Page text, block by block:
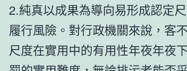
2.純真以成果為導向易形成認定
履行風險。對行政機關來說，客
尺度在實用中的有用性年夜年夜